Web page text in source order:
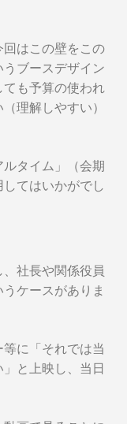
はこの壁をこの
ブースデザイン
も予算の使われ
理解しやすい）
タイム」（会期
てはいかがでし
社長や関係役員
ケースがありま
に「それでは当
と上映し、当日